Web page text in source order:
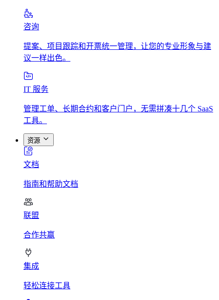
咨询
提案、项目跟踪和开票统一管理，让您的专业形象与建
议一样出色。
IT 服务
管理工单、长期合约和客户门户，无需拼凑十几个 SaaS
工具。
资源
文档
指南和帮助文档
联盟
合作共赢
集成
轻松连接工具